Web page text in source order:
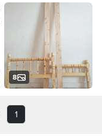
8
1